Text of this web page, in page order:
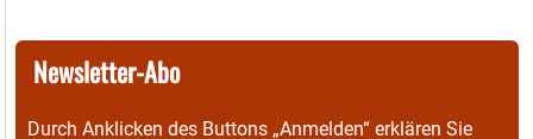
Newsletter-Abo
Durch Anklicken des Buttons „Anmelden“ erklären Sie